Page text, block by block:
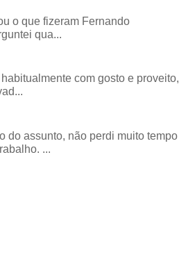
o que fizeram Fernando
qua...
com gosto e proveito,
do assunto, não perdi muito tempo
...